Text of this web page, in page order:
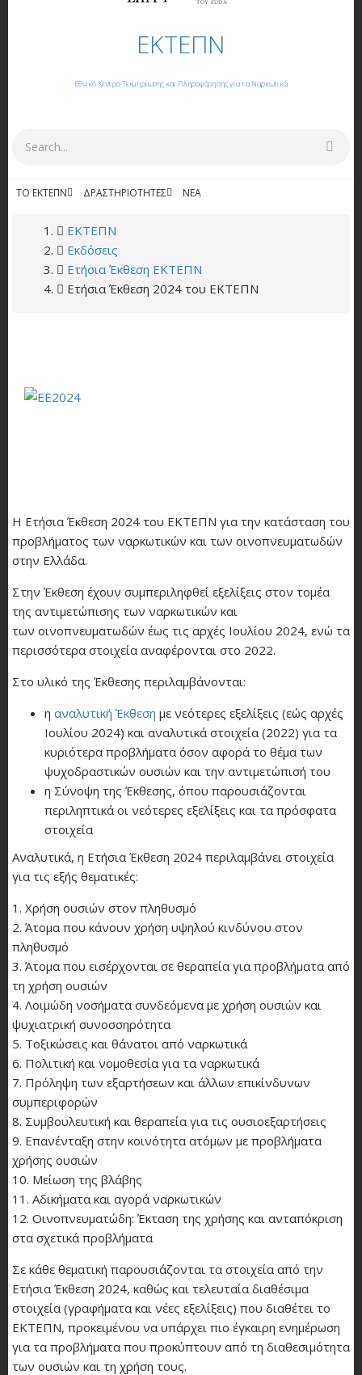
ΤΟΥ EUDA
ΕΚΤΕΠΝ
Εθνικό Κέντρο Τεκμηρίωσης και Πληροφόρησης για τα Ναρκωτικά
ΤΟ ΕΚΤΕΠΝ ΔΡΑΣΤΗΡΙΌΤΗΤΕΣ NΈΑ
BREADCRUMB
ΕΚΤΕΠΝ
Εκδόσεις
Ετήσια Έκθεση ΕΚΤΕΠΝ
Ετήσια Έκθεση 2024 του ΕΚΤΕΠΝ
Η Ετήσια Έκθεση 2024 του ΕΚΤΕΠΝ για την κατάσταση του
προβλήματος των ναρκωτικών και των οινοπνευματωδών
στην Ελλάδα.
Στην Έκθεση έχουν συμπεριληφθεί εξελίξεις στον τομέα
της αντιμετώπισης των ναρκωτικών και
των οινοπνευματωδών έως τις αρχές Ιουλίου 2024, ενώ τα
περισσότερα στοιχεία αναφέρονται στο 2022.
Στο υλικό της Έκθεσης περιλαμβάνονται:
η αναλυτική Έκθεση με νεότερες εξελίξεις (εώς αρχές
Ιουλίου 2024) και αναλυτικά στοιχεία (2022) για τα
κυριότερα προβλήματα όσον αφορά το θέμα των
ψυχοδραστικών ουσιών και την αντιμετώπισή του
η Σύνοψη της Έκθεσης, όπου παρουσιάζονται
περιληπτικά οι νεότερες εξελίξεις και τα πρόσφατα
στοιχεία
Αναλυτικά, η Ετήσια Έκθεση 2024 περιλαμβάνει στοιχεία
για τις εξής θεματικές:
1. Χρήση ουσιών στον πληθυσμό
2. Άτομα που κάνουν χρήση υψηλού κινδύνου στον
πληθυσμό
3. Άτομα που εισέρχονται σε θεραπεία για προβλήματα από
τη χρήση ουσιών
4. Λοιμώδη νοσήματα συνδεόμενα με χρήση ουσιών και
ψυχιατρική συνοσσηρότητα
5. Τοξικώσεις και θάνατοι από ναρκωτικά
6. Πολιτική και νομοθεσία για τα ναρκωτικά
7. Πρόληψη των εξαρτήσεων και άλλων επικίνδυνων
συμπεριφορών
8. Συμβουλευτική και θεραπεία για τις ουσιοεξαρτήσεις
9. Επανένταξη στην κοινότητα ατόμων με προβλήματα
χρήσης ουσιών
10. Μείωση της βλάβης
11. Αδικήματα και αγορά ναρκωτικών
12. Οινοπνευματώδη: Έκταση της χρήσης και ανταπόκριση
στα σχετικά προβλήματα
Σε κάθε θεματική παρουσιάζονται τα στοιχεία από την
Ετήσια Έκθεση 2024, καθώς και τελευταία διαθέσιμα
στοιχεία (γραφήματα και νέες εξελίξεις) που διαθέτει το
ΕΚΤΕΠΝ, προκειμένου να υπάρχει πιο έγκαιρη ενημέρωση
για τα προβλήματα που προκύπτουν από τη διαθεσιμότητα
των ουσιών και τη χρήση τους.